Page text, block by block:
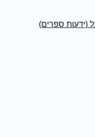
(ידעות ספרים)